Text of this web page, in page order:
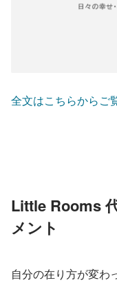
全文はこちらからご
Little Rooms
メント
自分の在り方が変わ